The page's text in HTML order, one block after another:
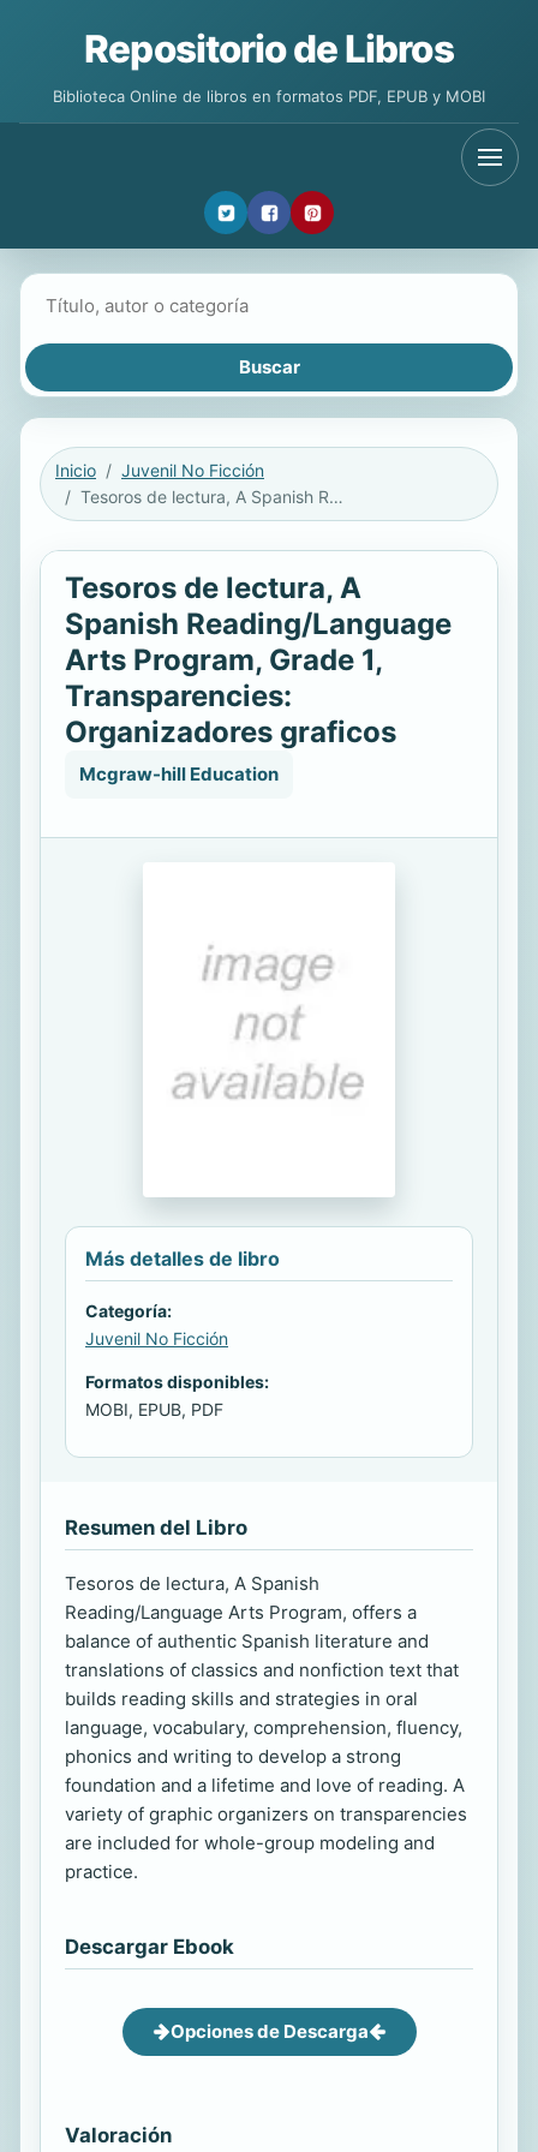
Repositorio de Libros
Biblioteca Online de libros en formatos PDF, EPUB y MOBI
Inicio
Juvenil No Ficción
Tesoros de lectura, A Spanish Reading/Language Arts Program, Grade 1, Transparencies: Organizadores graficos
Tesoros de lectura, A
Spanish Reading/Language
Arts Program, Grade 1,
Transparencies:
Organizadores graficos
Mcgraw-hill Education
Más detalles de libro
Categoría:
Juvenil No Ficción
Formatos disponibles:
MOBI, EPUB, PDF
Resumen del Libro
Tesoros de lectura, A Spanish
Reading/Language Arts Program, offers a
balance of authentic Spanish literature and
translations of classics and nonfiction text that
builds reading skills and strategies in oral
language, vocabulary, comprehension, fluency,
phonics and writing to develop a strong
foundation and a lifetime and love of reading. A
variety of graphic organizers on transparencies
are included for whole-group modeling and
practice.
Descargar Ebook
Opciones de Descarga
Valoración